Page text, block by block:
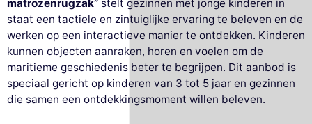
Deze website gebruikt
matrozenrugzak” stelt gezinnen met jonge kinderen in
staat een tactiele en zintuiglijke ervaring te beleven en de
werken op een interactieve manier te ontdekken. Kinderen
kunnen objecten aanraken, horen en voelen om de
maritieme geschiedenis beter te begrijpen. Dit aanbod is
speciaal gericht op kinderen van 3 tot 5 jaar en gezinnen
die samen een ontdekkingsmoment willen beleven.